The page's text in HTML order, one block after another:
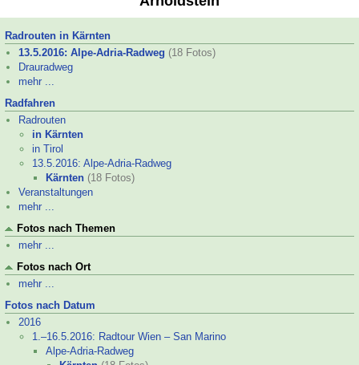
Radrouten in Kärnten
13.5.2016: Alpe-Adria-Radweg (18 Fotos)
Drauradweg
mehr ...
Radfahren
Radrouten
in Kärnten
in Tirol
13.5.2016: Alpe-Adria-Radweg
Kärnten (18 Fotos)
Veranstaltungen
mehr ...
Fotos nach Themen
mehr ...
Fotos nach Ort
mehr ...
Fotos nach Datum
2016
1.–16.5.2016: Radtour Wien – San Marino
Alpe-Adria-Radweg